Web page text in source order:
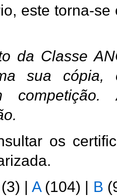
este torna-
da Classe
sua cópia,
os
(3) | A(104) | B